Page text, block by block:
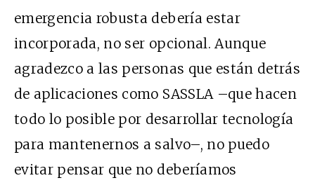
emergencia robusta debería estar
incorporada, no ser opcional. Aunque
agradezco a las personas que están detrás
de aplicaciones como SASSLA –que hacen
todo lo posible por desarrollar tecnología
para mantenernos a salvo–, no puedo
evitar pensar que no deberíamos